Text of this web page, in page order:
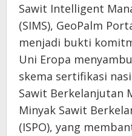
Sawit Intelligent
(SIMS), GeoPalm
menjadi bukti
Uni Eropa
skema sertifikasi
Sawit Berkelanjutan
Minyak Sawit
(ISPO), yang